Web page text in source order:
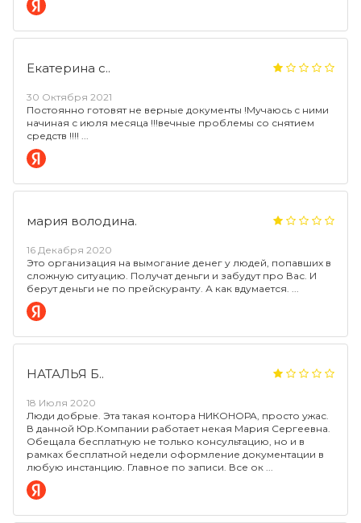
Екатерина с..
30 Октября 2021
Постоянно готовят не верные документы !Мучаюсь с ними
начиная с июля месяца !!!вечные проблемы со снятием
средств !!!!
мария володина.
16 Декабря 2020
Это организация на вымогание денег у людей, попавших в
сложную ситуацию. Получат деньги и забудут про Вас. И
берут деньги не по прейскуранту. А как вдумается.
НАТАЛЬЯ Б..
18 Июля 2020
Люди добрые. Эта такая контора НИКОНОРА, просто ужас.
В данной Юр.Компании работает некая Мария Сергеевна.
Обещала бесплатную не только консультацию, но и в
рамках бесплатной недели оформление документации в
любую инстанцию. Главное по записи. Все ок